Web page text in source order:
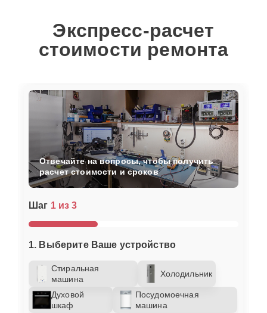
Экспресс-расчет
стоимости ремонта
Шаг 1 из 3
1. Выберите Ваше устройство
Стиральная
машина
Холодильник
Духовой
шкаф
Посудомоечная
машина
Отвечайте на вопросы, чтобы получить
расчет стоимости и сроков